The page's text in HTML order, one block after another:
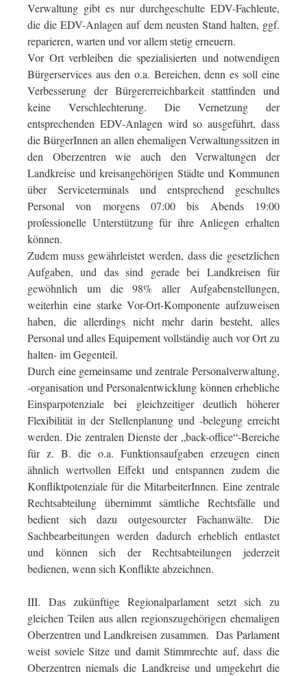
Verwaltung gibt es nur durchgeschulte EDV-Fachleute,
die die EDV-Anlagen auf dem neusten Stand halten, ggf.
reparieren, warten und vor allem stetig erneuern.
Vor Ort verbleiben die spezialisierten und notwendigen
Bürgerservices aus den o.a. Bereichen, denn es soll eine
Verbesserung der Bürgererreichbarkeit stattfinden und
keine Verschlechterung. Die Vernetzung der
entsprechenden EDV-Anlagen wird so ausgeführt, dass
die BürgerInnen an allen ehemaligen Verwaltungssitzen in
den Oberzentren wie auch den Verwaltungen der
Landkreise und kreisangehörigen Städte und Kommunen
über Serviceterminals und entsprechend geschultes
Personal von morgens 07:00 bis Abends 19:00
professionelle Unterstützung für ihre Anliegen erhalten
können.
Zudem muss gewährleistet werden, dass die gesetzlichen
Aufgaben, und das sind gerade bei Landkreisen für
gewöhnlich um die 98% aller Aufgabenstellungen,
weiterhin eine starke Vor-Ort-Komponente aufzuweisen
haben, die allerdings nicht mehr darin besteht, alles
Personal und alles Equipement vollständig auch vor Ort zu
halten- im Gegenteil.
Durch eine gemeinsame und zentrale Personalverwaltung,
-organisation und Personalentwicklung können erhebliche
Einsparpotenziale bei gleichzeitiger deutlich höherer
Flexibilität in der Stellenplanung und -belegung erreicht
werden. Die zentralen Dienste der „back-office“-Bereiche
für z. B. die o.a. Funktionsaufgaben erzeugen einen
ähnlich wertvollen Effekt und entspannen zudem die
Konfliktpotenziale für die MitarbeiterInnen. Eine zentrale
Rechtsabteilung übernimmt sämtliche Rechtsfälle und
bedient sich dazu outgesourcter Fachanwälte. Die
Sachbearbeitungen werden dadurch erheblich entlastet
und können sich der Rechtsabteilungen jederzeit
bedienen, wenn sich Konflikte abzeichnen.
III. Das zukünftige Regionalparlament setzt sich zu
gleichen Teilen aus allen regionszugehörigen ehemaligen
Oberzentren und Landkreisen zusammen. Das Parlament
weist soviele Sitze und damit Stimmrechte auf, dass die
Oberzentren niemals die Landkreise und umgekehrt die